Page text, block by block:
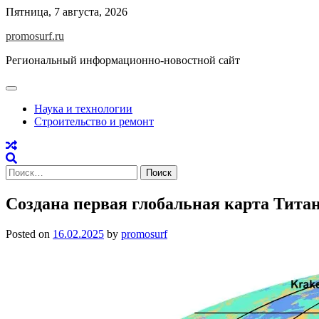
Skip
content
Пятница, 7 августа, 2026
promosurf.ru
Региональный информационно-новостной сайт
Наука и технологии
Строительство и ремонт
Найти:
Создана первая глобальная карта
Posted on 16.02.2025 by promosurf